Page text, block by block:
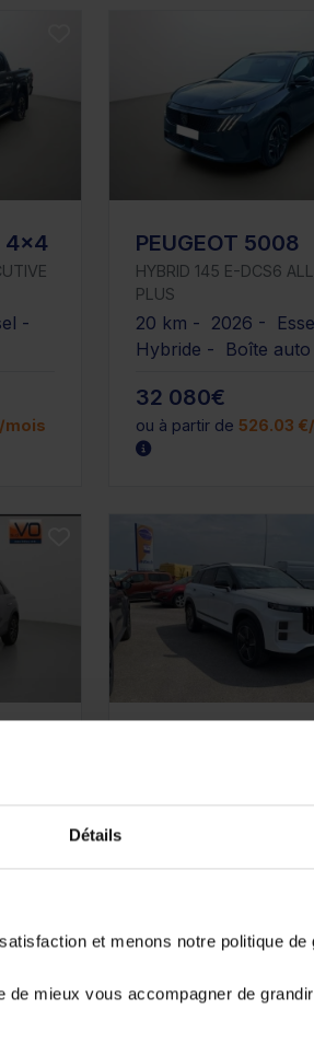
Détails
et menons notre politique
mieux vous accompagner de
4x4
-
mois
PEUGEOT 5008
HYBRID 145 E-DCS6
PLUS
20 km - 2026 -
Hybride - Boîte auto
32 080€
ou à partir de 526.03
10 km - 2026 -